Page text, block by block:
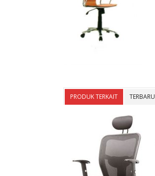
PRODUK TERKAIT TERBARU